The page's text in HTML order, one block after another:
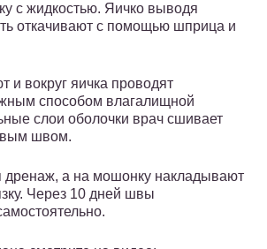
с жидкостью. Яичко выводя
откачивают с помощью шприца и
и вокруг яичка проводят
способом влагалищной
слои оболочки врач сшивает
швом.
дренаж, а на мошонку накладывают
Через 10 дней швы